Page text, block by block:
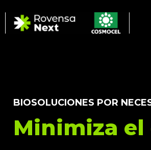
BIOSOLUCIONES POR
Minimiza